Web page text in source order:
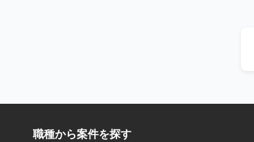
職種から案件を探す